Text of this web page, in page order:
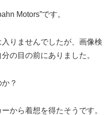
Motors”です。
りませんでしたが、画像検
の目の前にありました。
？
から着想を得たそうです。